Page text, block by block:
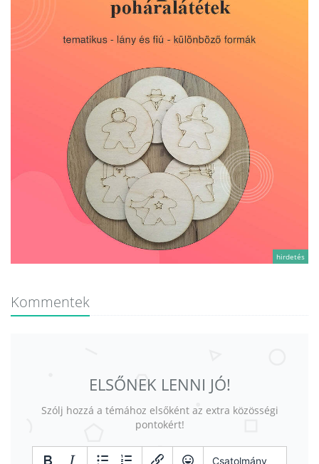
hirdetés
Kommentek
ELSŐNEK LENNI JÓ!
Szólj hozzá a témához elsőként az extra közösségi
pontokért!
Csatolmány